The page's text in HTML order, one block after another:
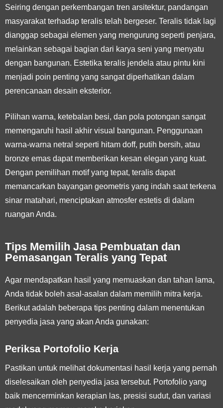
Seiring dengan perkembangan tren arsitektur, pandangan
masyarakat terhadap teralis telah bergeser. Teralis tidak lagi
dianggap sebagai elemen yang mengurung seperti penjara,
melainkan sebagai bagian dari karya seni yang menyatu
dengan bangunan. Estetika teralis jendela atau pintu kini
menjadi poin penting yang sangat diperhatikan dalam
perencanaan desain eksterior.
Pilihan warna, ketebalan besi, dan pola potongan sangat
memengaruhi hasil akhir visual bangunan. Penggunaan
warna-warna netral seperti hitam doff, putih bersih, atau
bronze emas dapat memberikan kesan elegan yang kuat.
Dengan pemilihan motif yang tepat, teralis dapat
memancarkan bayangan geometris yang indah saat terkena
sinar matahari, menciptakan atmosfer estetis di dalam
ruangan Anda.
Tips Memilih Jasa Pembuatan dan
Pemasangan Teralis yang Tepat
Agar mendapatkan hasil yang memuaskan dan tahan lama,
Anda tidak boleh asal-asalan dalam memilih mitra kerja.
Berikut adalah beberapa tips penting dalam menentukan
penyedia jasa yang akan Anda gunakan:
Periksa Portofolio Kerja
Pastikan untuk melihat dokumentasi hasil kerja yang pernah
diselesaikan oleh penyedia jasa tersebut. Portofolio yang
baik mencerminkan kerapian las, presisi sudut, dan variasi